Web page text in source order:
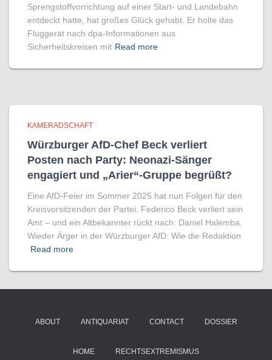
Sprengstoffvorrichtung auf einer Start- und Landebahn
entdeckt hatte, hat großes Glück gehabt. Er holte das
Fluggerät nach dpa-Informationen aus
Sicherheitskreisen mit Read more
KAMERADSCHAFT
Würzburger AfD-Chef Beck verliert
Posten nach Party: Neonazi-Sänger
engagiert und „Arier“-Gruppe begrüßt?
Eine AfD-Feier im Sommer 2025 hat nun Folgen für den
Kreisvorsitzenden der Partei. Federico Beck verliert sein
Amt – und ein Altbekannter rückt nach: Daniel Halemba.
Wieder Ärger in der Würzburger AfD: Wie die Redaktion
Read more
ABOUT ANTIQUARIAT CONTACT DOSSIER
HOME RECHTSEXTREMISMUS